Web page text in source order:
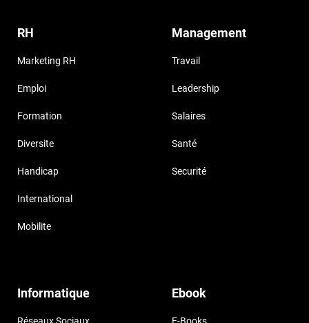
RH
Marketing RH
Emploi
Formation
Diversite
Handicap
International
Mobilite
Management
Travail
Leadership
Salaires
Santé
Securité
Informatique Ebook